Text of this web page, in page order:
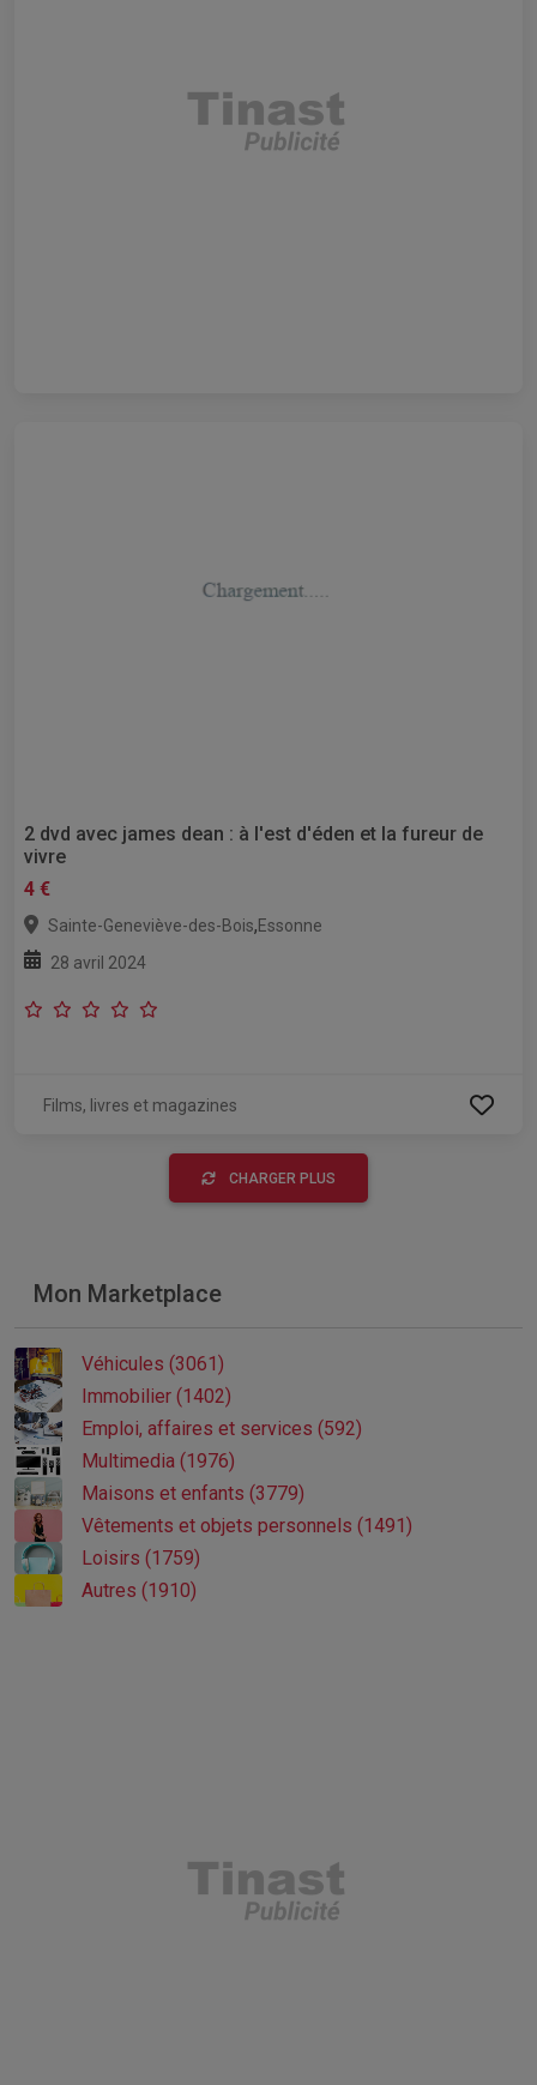
2 dvd avec james dean : à l'est d'éden et la fureur de
vivre
4 €
Sainte-Geneviève-des-Bois,Essonne
28 avril 2024
Films, livres et magazines
CHARGER PLUS
Mon Marketplace
Véhicules (3061)
Immobilier (1402)
Emploi, affaires et services (592)
Multimedia (1976)
Maisons et enfants (3779)
Vêtements et objets personnels (1491)
Loisirs (1759)
Autres (1910)